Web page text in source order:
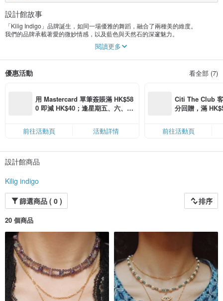
設計館故事
「Kilig Indigo」品牌誕生，如同一場優雅的舞蹈，融合了兩種美的維度。
我們的品牌承載著愛的微妙情感，以及藍色與天然石的深邃魅力。
「Kilig」是愛戀的美麗共鳴，如同蝴蝶在腹中翩翩起舞，彷彿無數的星星在黑夜
「Indigo」是深沉的色彩，如同夢境的一部分，富有詩意與遐想。這深邃的色調
我們的品牌致力於創造獨特的手作飾品，將「Kilig」的浪漫情感和「Indigo」的
神秘氛圍融入其中。
每一件飾品都是一個微小的故事，一種感受，彷彿那一瞬間的心動。
閱讀更多
優惠活動 看全部 (7)
用 Mastercard 單筆簽賬滿 HK$58
0 即減 HK$40；逢星期五、六、日
卡」結帳）
前往活動頁 活動詳情
Citi The Club
分回贈，滿
前往活動頁
設計館商品
Kilig indigo
篩選商品 ( 0 )
排序
20 個商品